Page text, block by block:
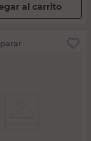
al carrito